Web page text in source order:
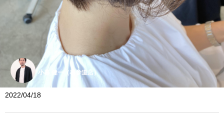
小暮 健一（表参道店）
2022/04/18